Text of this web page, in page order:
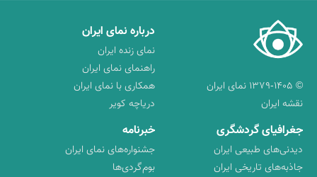
© ۱۳۷۹-۱۴۰۵ نمای ایران
نقشه ایران
درباره نمای ایران
نمای زنده ایران
راهنمای نمای ایران
همکاری با نمای ایران
دریاچه کویر
جغرافیای گردشگری
دیدنی‌های طبیعی ایران
جاذبه‌های تاریخی ایران
خبرنامه
جشنواره‌های نمای ایران
بوم‌گردی‌ها